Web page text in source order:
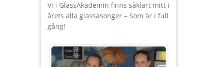
Vi i GlassAkademin finns såklart mitt i
årets alla glassäsonger – Som är i full
gång!